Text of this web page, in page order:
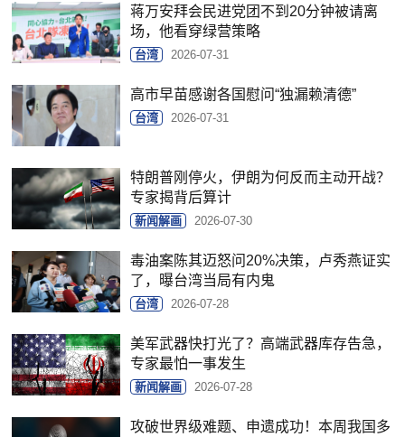
蒋万安拜会民进党团不到20分钟被请离
场，他看穿绿营策略
台湾 2026-07-31
高市早苗感谢各国慰问“独漏赖清德”
台湾 2026-07-31
特朗普刚停火，伊朗为何反而主动开战？
专家揭背后算计
新闻解画 2026-07-30
毒油案陈其迈怒问20%决策，卢秀燕证实
了，曝台湾当局有内鬼
台湾 2026-07-28
美军武器快打光了？高端武器库存告急，
专家最怕一事发生
新闻解画 2026-07-28
攻破世界级难题、申遗成功！本周我国多